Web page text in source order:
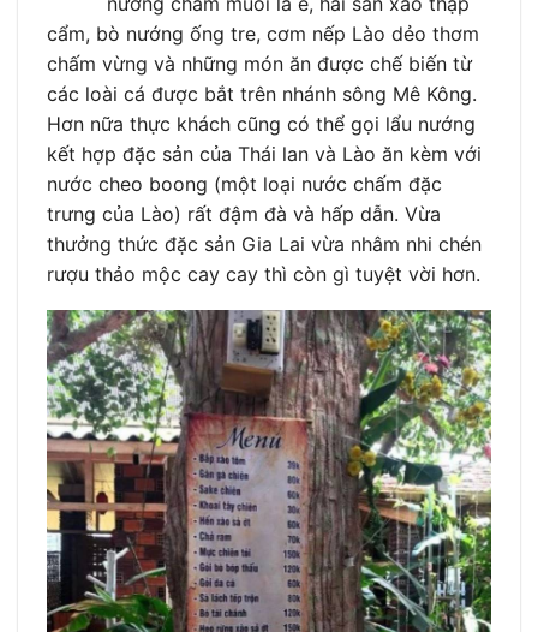
cẩm, bò nướng ống tre, cơm nếp Lào dẻo thơm
chấm vừng và những món ăn được chế biến từ
các loài cá được bắt trên nhánh sông Mê Kông.
Hơn nữa thực khách cũng có thể gọi lẩu nướng
kết hợp đặc sản của Thái lan và Lào ăn kèm với
nước cheo boong (một loại nước chấm đặc
trưng của Lào) rất đậm đà và hấp dẫn. Vừa
thưởng thức đặc sản Gia Lai vừa nhâm nhi chén
rượu thảo mộc cay cay thì còn gì tuyệt vời hơn.